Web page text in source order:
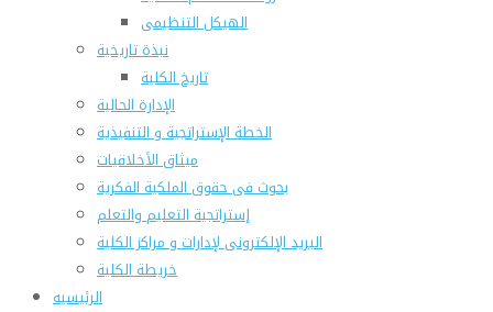
الهيكل التنظيمى
نبذة تاريخية
تاريخ الكلية
الإدارة الحالية
الخطة الإستراتجية و التنفيذية
ميثاق الأخلاقيات
بحوث فى حقوق الملكية الفكرية
إستراتجية التعليم والتعلم
البريد الإلكترونى لإدارات و مراكز الكلية
خريطة الكلية
الرئيسيه